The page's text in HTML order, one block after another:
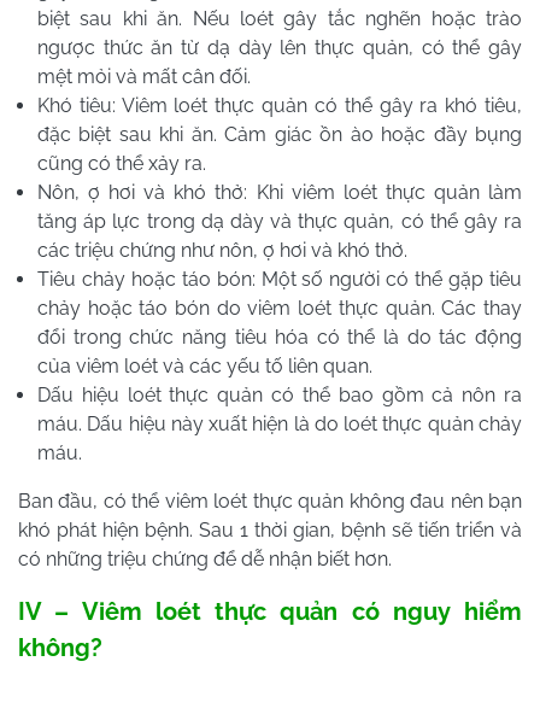
biệt sau khi ăn. Nếu loét gây tắc nghẽn hoặc trào
ngược thức ăn từ dạ dày lên thực quản, có thể gây
mệt mỏi và mất cân đối.
Khó tiêu: Viêm loét thực quản có thể gây ra khó tiêu,
đặc biệt sau khi ăn. Cảm giác ồn ào hoặc đầy bụng
cũng có thể xảy ra.
Nôn, ợ hơi và khó thở: Khi viêm loét thực quản làm
tăng áp lực trong dạ dày và thực quản, có thể gây ra
các triệu chứng như nôn, ợ hơi và khó thở.
Tiêu chảy hoặc táo bón: Một số người có thể gặp tiêu
chảy hoặc táo bón do viêm loét thực quản. Các thay
đổi trong chức năng tiêu hóa có thể là do tác động
của viêm loét và các yếu tố liên quan.
Dấu hiệu loét thực quản có thể bao gồm cả nôn ra
máu. Dấu hiệu này xuất hiện là do loét thực quản chảy
máu.
Ban đầu, có thể viêm loét thực quản không đau nên bạn
khó phát hiện bệnh. Sau 1 thời gian, bệnh sẽ tiến triển và
có những triệu chứng để dễ nhận biết hơn.
IV – Viêm loét thực quản có nguy hiểm
không?